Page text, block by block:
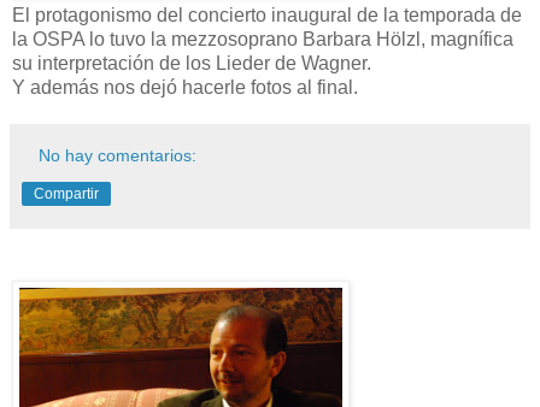
El protagonismo del concierto inaugural de la temporada de
la OSPA lo tuvo la mezzosoprano Barbara Hölzl, magnífica
su interpretación de los Lieder de Wagner.
Y además nos dejó hacerle fotos al final.
No hay comentarios:
Compartir